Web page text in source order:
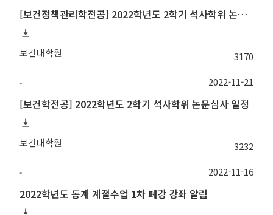
[보건정책관리학전공] 2022학년도 2학기 석사학위 논문심사 일정
보건대학원 3170
-
[보건학전공] 2022학년도 2학기 석사학위 논문심사 일정
보건대학원 3232
2022-11-21
-
2022학년도 동계 계절수업 1차 폐강 강좌 알림
2022-11-16